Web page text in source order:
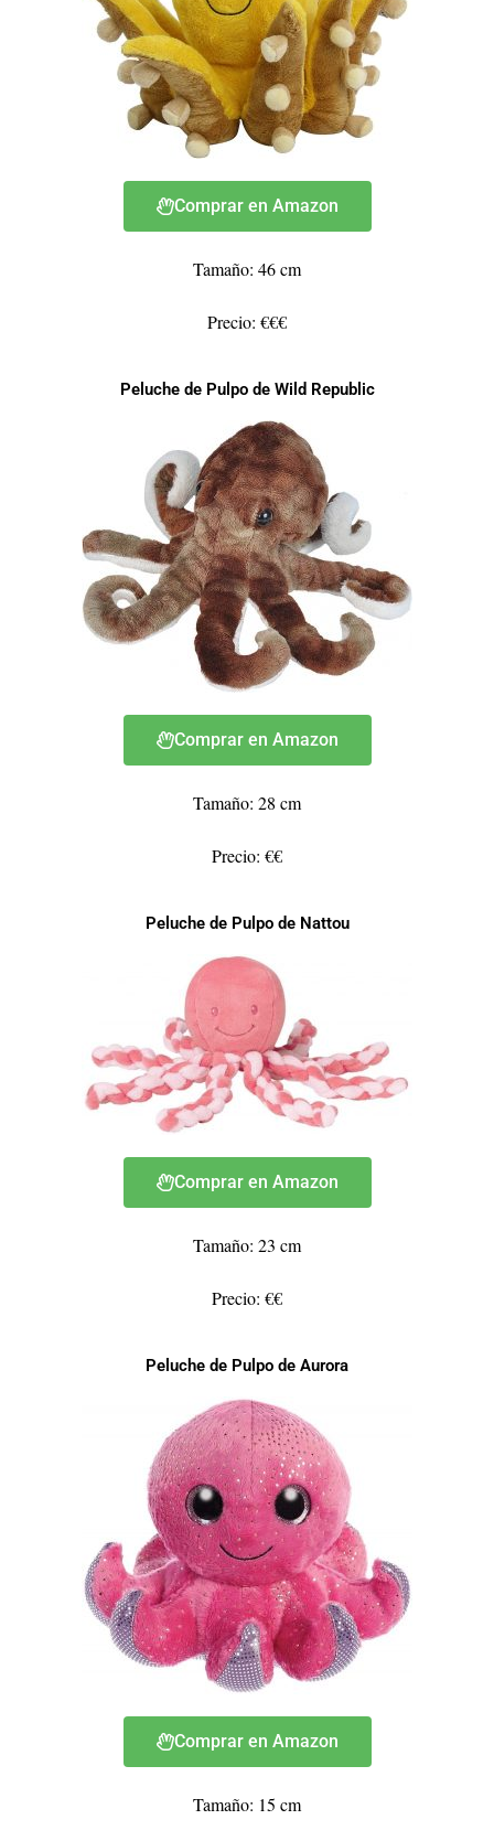
Comprar en Amazon
Tamaño: 46 cm
Precio: €€€
Peluche de Pulpo de Wild Republic
Comprar en Amazon
Tamaño: 28 cm
Precio: €€
Peluche de Pulpo de Nattou
Comprar en Amazon
Tamaño: 23 cm
Precio: €€
Peluche de Pulpo de Aurora
Comprar en Amazon
Tamaño: 15 cm